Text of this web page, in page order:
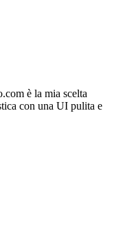
è la mia scelta
con una UI pulita e